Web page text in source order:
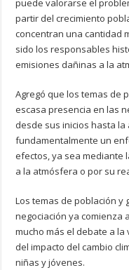
puede valorarse el
partir del crecimiento
concentran una cantidad
sido los responsables
emisiones dañinas a la
Agregó que los temas de
escasa presencia en las
desde sus inicios hasta
fundamentalmente un
efectos, ya sea mediante
a la atmósfera o por su
Los temas de población
negociación ya comienza
mucho más el debate a
del impacto del cambio
niñas y jóvenes.